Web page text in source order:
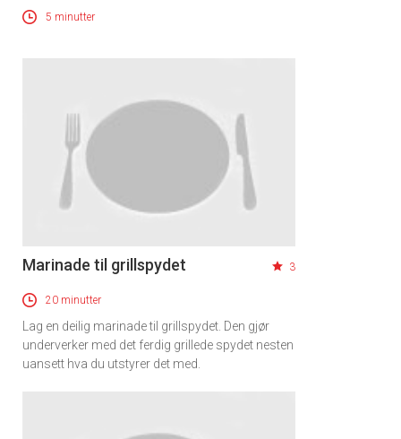
5 minutter
Marinade til grillspydet 3
20 minutter
Lag en deilig marinade til grillspydet. Den gjør
underverker med det ferdig grillede spydet nesten
uansett hva du utstyrer det med.